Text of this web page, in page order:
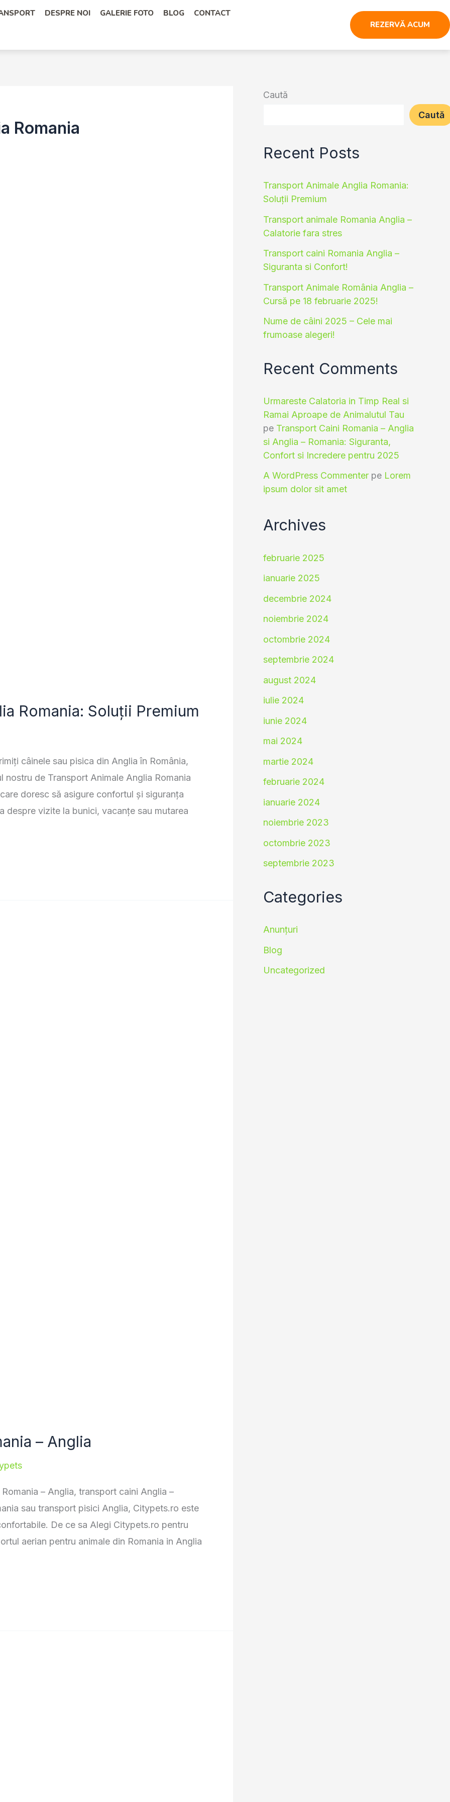
DESPRE NOI GALERIE FOTO BLOG CONTACT
REZERVĂ ACUM
Romania
Romania: Soluții Premium
câinele sau pisica din Anglia în România,
de Transport Animale Anglia Romania
doresc să asigure confortul și siguranța
despre vizite la bunici, vacanțe sau mutarea
– Anglia
– Anglia, transport caini Anglia –
sau transport pisici Anglia, Citypets.ro este
De ce sa Alegi Citypets.ro pentru
aerian pentru animale din Romania in Anglia
Caută
Caută
Recent Posts
Transport Animale Anglia Romania:
Soluții Premium
Transport animale Romania Anglia –
Calatorie fara stres
Transport caini Romania Anglia –
Siguranta si Confort!
Transport Animale România Anglia –
Cursă pe 18 februarie 2025!
Nume de câini 2025 – Cele mai
frumoase alegeri!
Recent Comments
Urmareste Calatoria in Timp Real si
Ramai Aproape de Animalutul Tau
pe Transport Caini Romania – Anglia
si Anglia – Romania: Siguranta,
Confort si Incredere pentru 2025
A WordPress Commenter pe Lorem
ipsum dolor sit amet
Archives
februarie 2025
ianuarie 2025
decembrie 2024
noiembrie 2024
octombrie 2024
septembrie 2024
august 2024
iulie 2024
iunie 2024
mai 2024
martie 2024
februarie 2024
ianuarie 2024
noiembrie 2023
octombrie 2023
septembrie 2023
Categories
Anunțuri
Blog
Uncategorized